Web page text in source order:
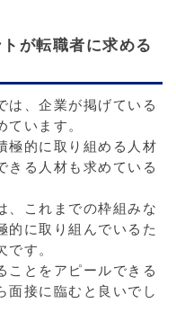
が転職者に求める
は、企業が掲げている
います。
極的に取り組める人材
きる人材も求めている
、これまでの枠組みな
的に取り組んでいるた
す。
ことをアピールできる
面接に臨むと良いでし